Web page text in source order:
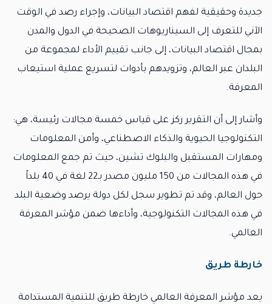
جديدة وحقيقية لفهم اقتصاد البيانات، وإجراء رصد في الوقت
الآني للتعرف إلى السيناريوهات الصحيحة في الدول والمدن
بمجال اقتصاد البيانات، إلى جانب تقييم الأداء لمجموعة من
البلدان عبر العالم، وتزويدهم بأدوات لتسريع عملية استيعاب
المعرفة.
وأشار إلى أن التقرير ركز على قياس خمسة مجالات رئيسة، هي:
التكنولوجيا الحيوية والذكاء الاصطناعي، وأمن المعلومات
ومهارات المستقبل والبلوك تشين، حيث تم جمع المعلومات
في هذه المجالات من 150 مليون مصدر بـ22 لغة في 40 بلداً
حول العالم، وقد تم تطوير سجل لكل دولة يرصد وضعية البلد
في هذه المجالات التكنولوجية، وأداءها ضمن مؤشر المعرفة
العالمي.
خارطة طريق
يعد مؤشر المعرفة العالمي خارطة طريق للتنمية المستدامة